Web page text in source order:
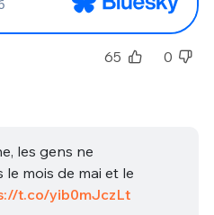
65 0
les gens ne
mois de mai et le
t.co/yib0mJczLt